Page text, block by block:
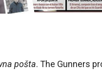
pošta. The Gunners